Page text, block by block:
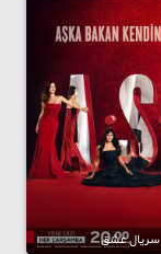
سریال عشق